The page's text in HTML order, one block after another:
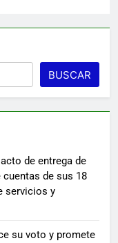
BUSCAR
de entrega de
de sus 18
servicios y
su voto y promete